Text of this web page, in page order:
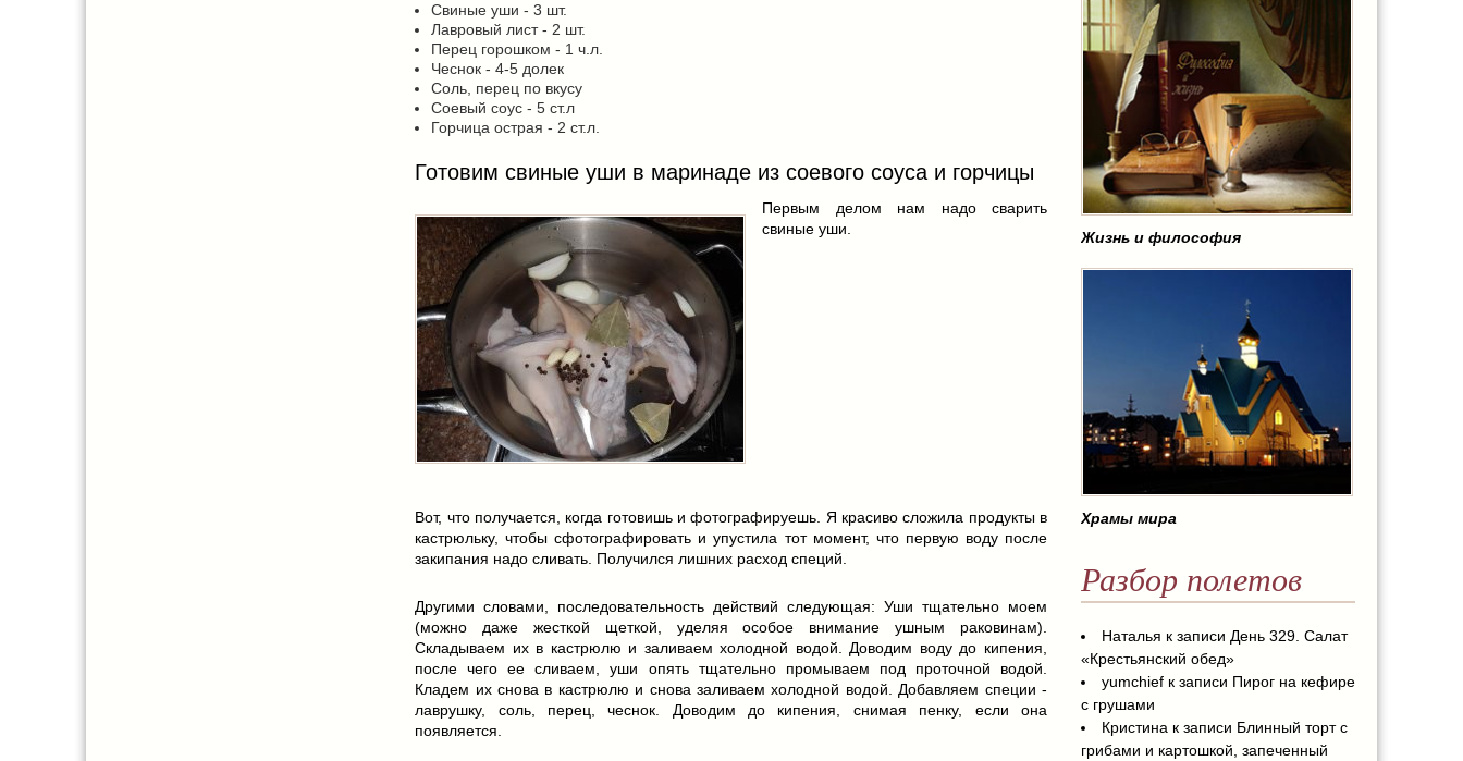
Свиные уши - 3 шт.
Лавровый лист - 2 шт.
Перец горошком - 1 ч.л.
Чеснок - 4-5 долек
Соль, перец по вкусу
Соевый соус - 5 ст.л
Горчица острая - 2 ст.л.
Готовим свиные уши в маринаде из соевого соуса и горчицы
Первым делом нам надо сварить
свиные уши.
Вот, что получается, когда готовишь и фотографируешь. Я красиво сложила продукты в
кастрюльку, чтобы сфотографировать и упустила тот момент, что первую воду после
закипания надо сливать. Получился лишних расход специй.
Другими словами, последовательность действий следующая: Уши тщательно моем
(можно даже жесткой щеткой, уделяя особое внимание ушным раковинам).
Складываем их в кастрюлю и заливаем холодной водой. Доводим воду до кипения,
после чего ее сливаем, уши опять тщательно промываем под проточной водой.
Кладем их снова в кастрюлю и снова заливаем холодной водой. Добавляем специи -
лаврушку, соль, перец, чеснок. Доводим до кипения, снимая пенку, если она
появляется.
Жизнь и философия
Храмы мира
Разбор полетов
Наталья к записи День 329. Салат
«Крестьянский обед»
yumchiefк записи Пирог на кефире
с грушами
Кристинак записи Блинный торт с
грибами и картошкой, запеченный